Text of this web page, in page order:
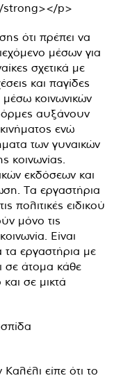
strong></p>
ότι πρέπει να
μέσων για
σχετικά με
και παγίδες
κοινωνικών
αυξάνουν
ενώ
των γυναικών
κοινωνίας.
εκδόσεων και
Τα εργαστήρια
πολιτικές ειδικού
μόνο τις
Είναι
εργαστήρια με
σε άτομα κάθε
σε μικτά
είπε ότι το